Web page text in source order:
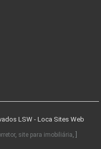
LSW - Loca Sites Web
, site para imobiliária